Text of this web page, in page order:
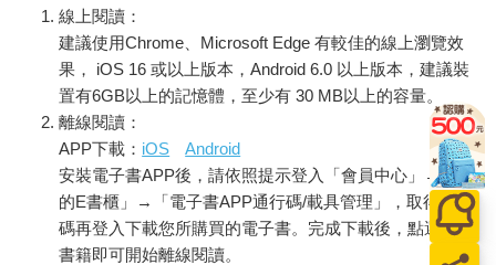
線上閱讀：
建議使用Chrome、Microsoft Edge 有較佳的線上瀏覽效
果， iOS 16 或以上版本，Android 6.0 以上版本，建議裝
置有6GB以上的記憶體，至少有 30 MB以上的容量。
離線閱讀：
APP下載： iOS
Android
安裝電子書APP後，請依照提示登入「會員中心」→「我
的E書櫃」→「電子書APP通行碼/載具管理」，取得通行
碼再登入下載您所購買的電子書。完成下載後，點選任一
書籍即可開始離線閱讀。